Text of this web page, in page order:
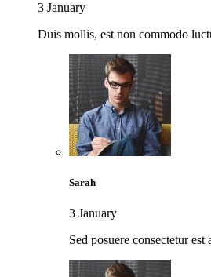
3 January
Duis mollis, est non commodo
Sarah
3 January
Sed posuere consectetur est